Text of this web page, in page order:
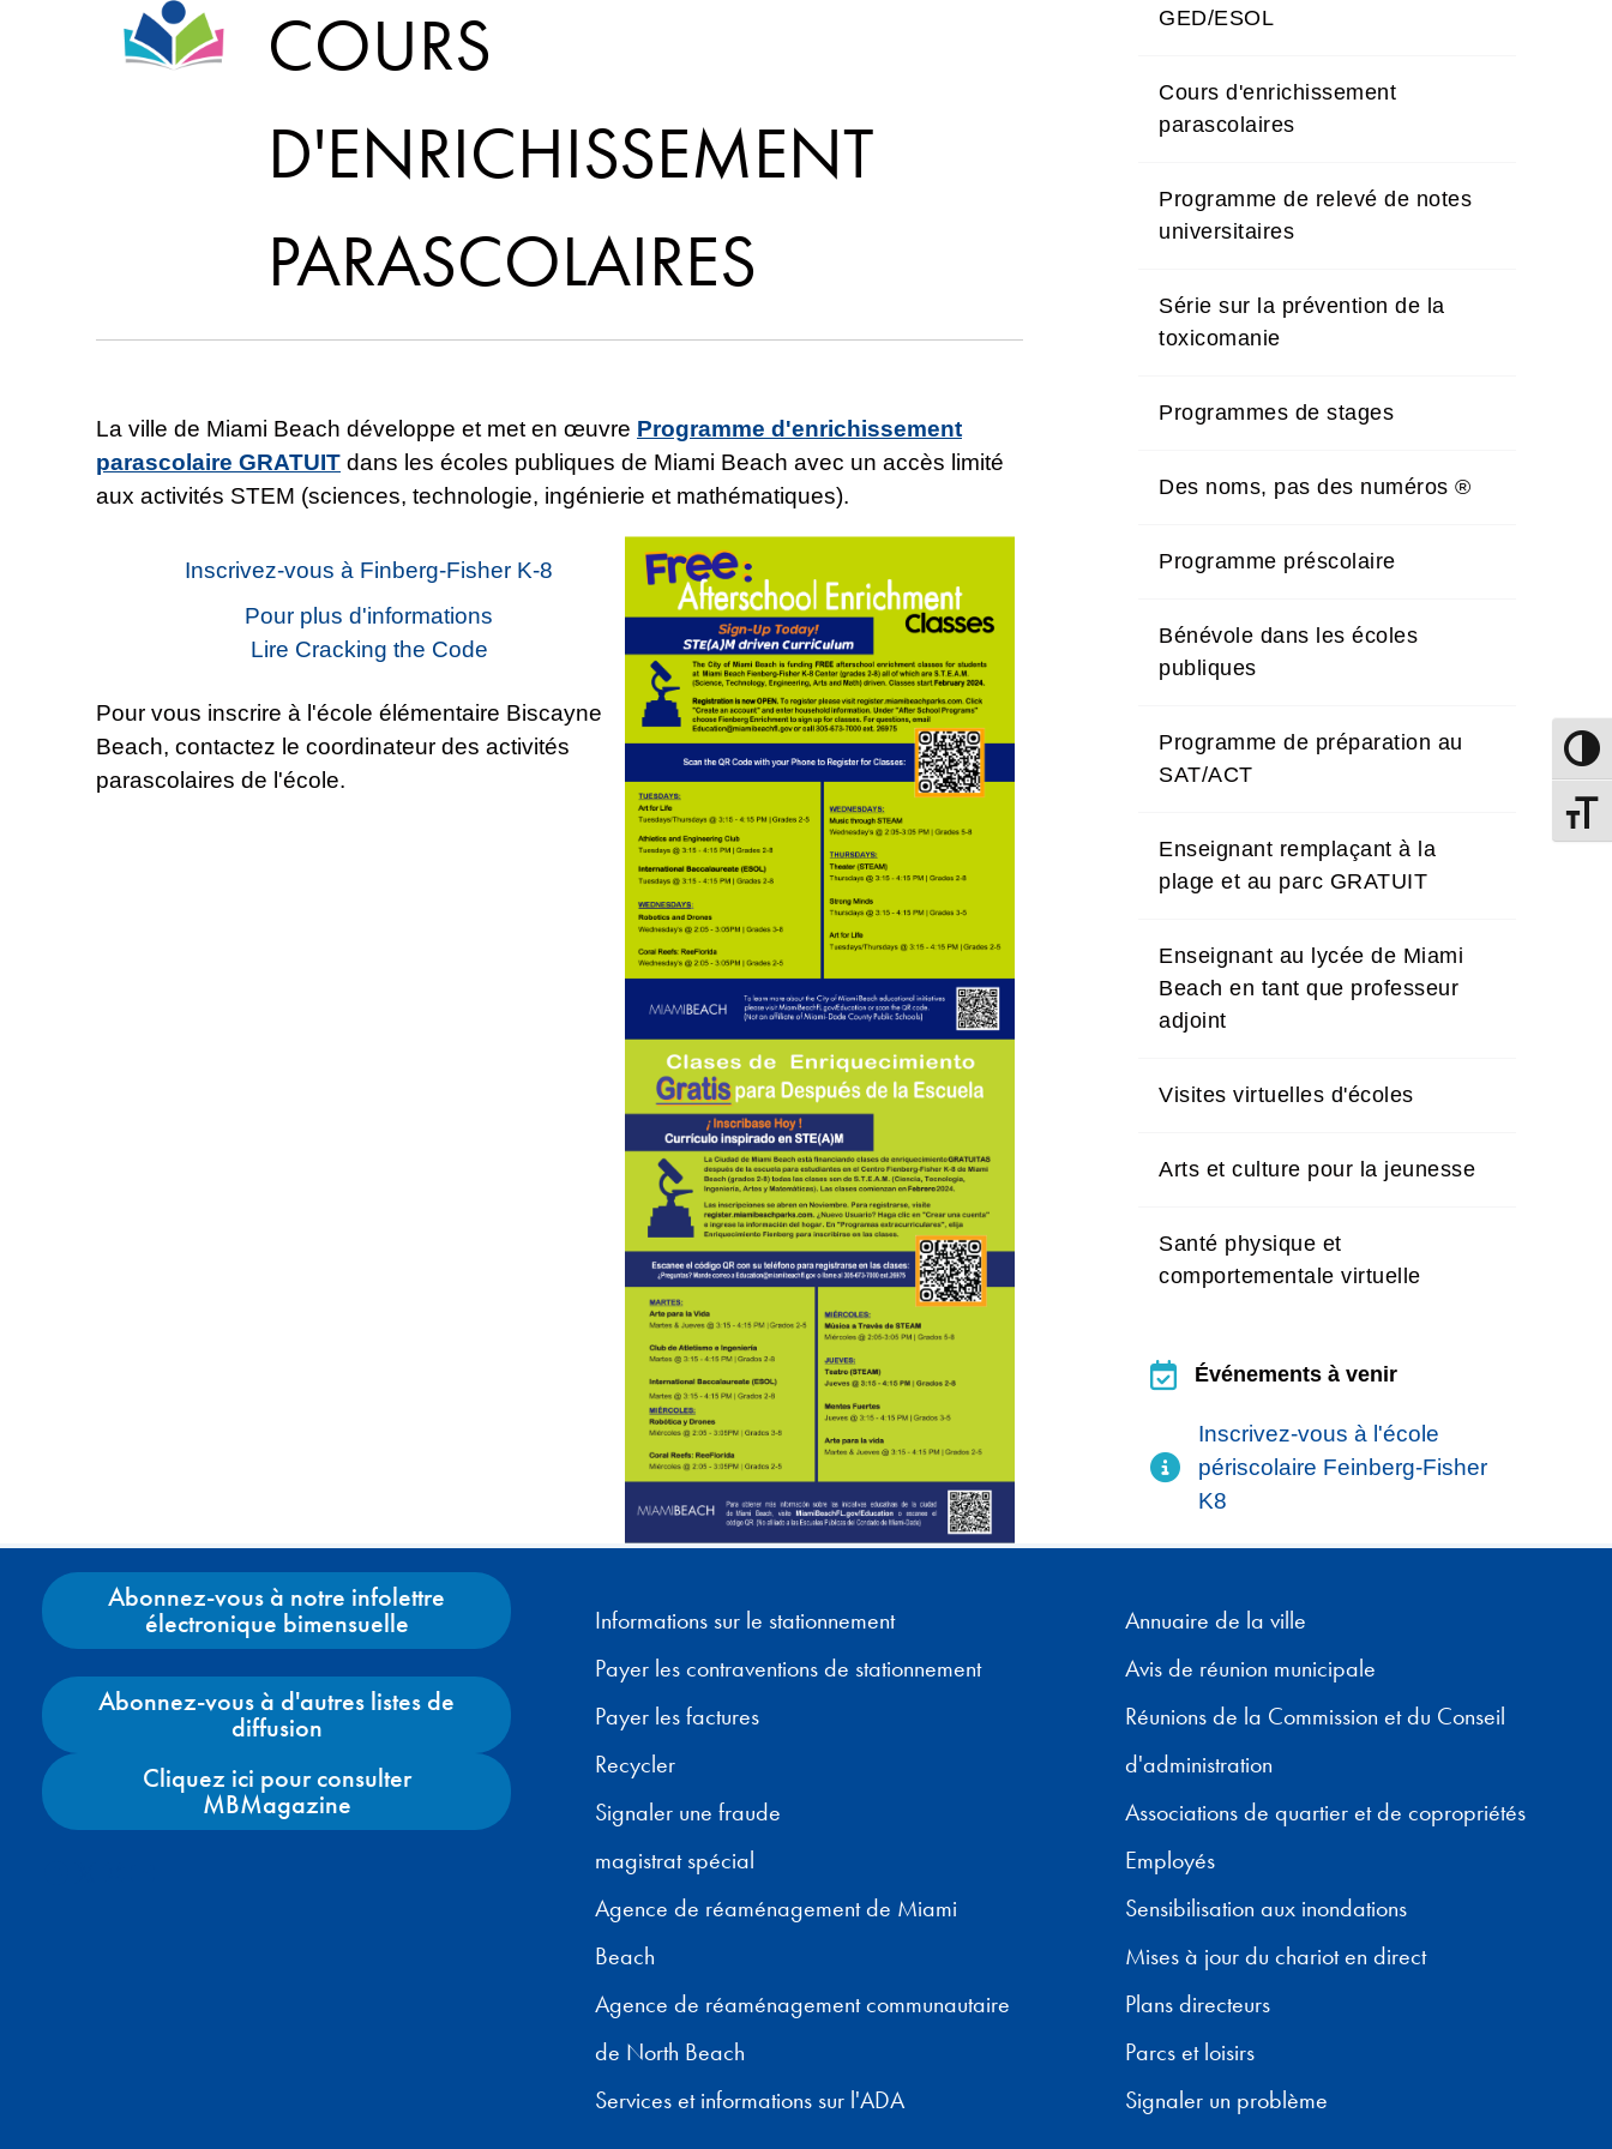
COURS
D'ENRICHISSEMENT
PARASCOLAIRES
La ville de Miami Beach développe et met en œuvre Programme d'enrichissement
parascolaire GRATUIT dans les écoles publiques de Miami Beach avec un accès limité
aux activités STEM (sciences, technologie, ingénierie et mathématiques).
Inscrivez-vous à Finberg-Fisher K-8
Pour plus d'informations
Lire Cracking the Code
Pour vous inscrire à l'école élémentaire Biscayne
Beach, contactez le coordinateur des activités
parascolaires de l'école.
GED/ESOL
Cours d'enrichissement
parascolaires
Programme de relevé de notes
universitaires
Série sur la prévention de la
toxicomanie
Programmes de stages
Des noms, pas des numéros ®
Programme préscolaire
Bénévole dans les écoles
publiques
Programme de préparation au
SAT/ACT
Enseignant remplaçant à la
plage et au parc GRATUIT
Enseignant au lycée de Miami
Beach en tant que professeur
adjoint
Visites virtuelles d'écoles
Arts et culture pour la jeunesse
Santé physique et
comportementale virtuelle
Événements à venir
Événements à venir
Inscrivez-vous à l'école
périscolaire Feinberg-Fisher
K8
Abonnez-vous à notre infolettre
électronique bimensuelle
Abonnez-vous à d'autres listes de
diffusion
Cliquez ici pour consulter
MBMagazine
Informations sur le stationnement
Payer les contraventions de stationnement
Payer les factures
Recycler
Signaler une fraude
magistrat spécial
Agence de réaménagement de Miami
Beach
Agence de réaménagement communautaire
de North Beach
Services et informations sur l'ADA
Annuaire de la ville
Avis de réunion municipale
Réunions de la Commission et du Conseil
d'administration
Associations de quartier et de copropriétés
Employés
Sensibilisation aux inondations
Mises à jour du chariot en direct
Plans directeurs
Parcs et loisirs
Signaler un problème